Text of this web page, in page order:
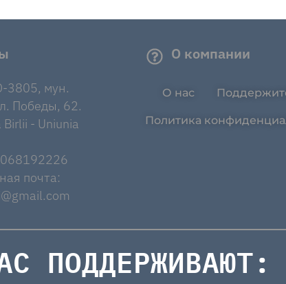
3805, мун.
Победы, 62.
Birlii - Uniunia
почта:
О компании
О нас
Политика
ПОДДЕРЖИВАЮТ: